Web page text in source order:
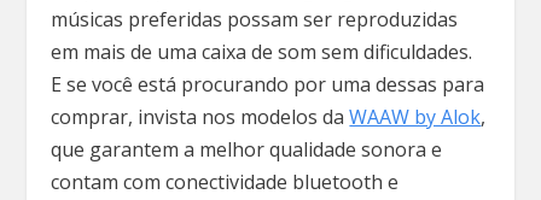
músicas preferidas possam ser reproduzidas
em mais de uma caixa de som sem dificuldades.
E se você está procurando por uma dessas para
comprar, invista nos modelos daWAAW by Alok,
que garantem a melhor qualidade sonora e
contam com conectividade bluetooth e